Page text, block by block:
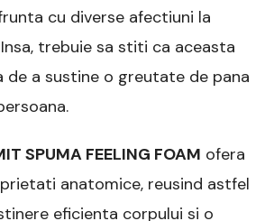
cu diverse afectiuni la
trebuie sa stiti ca aceasta
de a sustine o greutate de pana
SPUMA FEELING FOAM ofera
anatomice, reusind astfel
eficienta corpului si o